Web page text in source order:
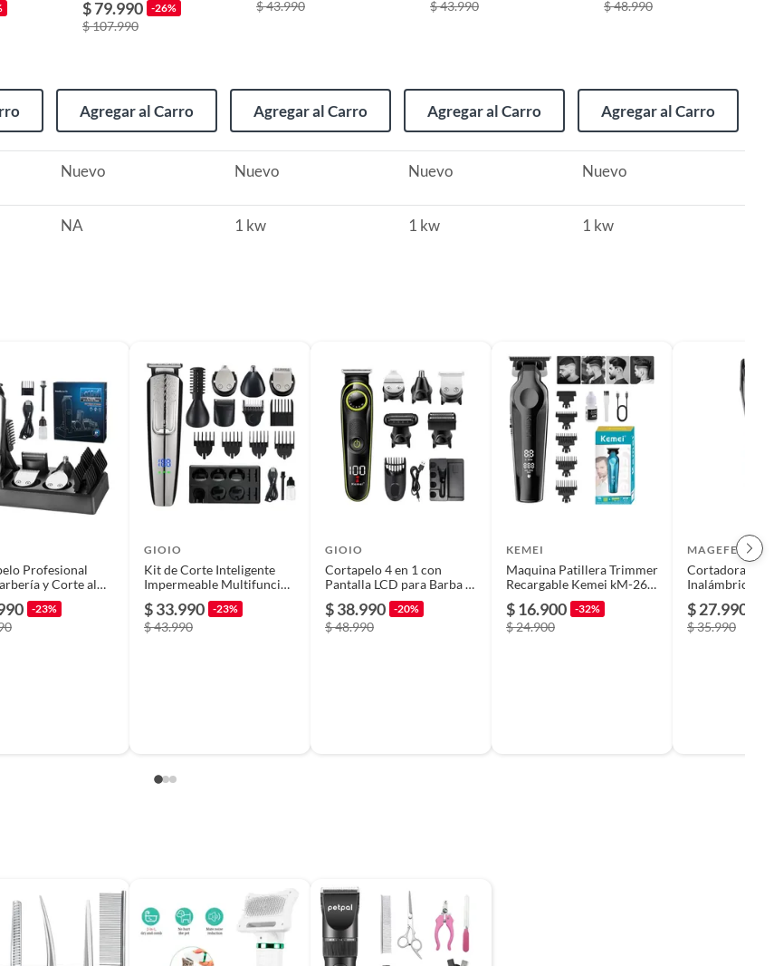
$ 79.990 -26%
$ 107.990
Agregar al Carro
$ 43.990
Agregar al Carro
Hombre
$ 43.990
Agregar al Carro
$ 48.990
Agregar al Carro
Nuevo Nuevo Nuevo Nuevo
NA 1 kw 1 kw 1 kw
Profesional
y Corte al
Casa
-23%
GIOIO
Kit de Corte Inteligente
Impermeable Multifunción
para Hombre
$ 33.990 -23%
$ 43.990
GIOIO
Cortapelo 4 en 1 con
Pantalla LCD para Barba y
$ 38.990 -20%
$ 48.990
KEMEI
Maquina Patillera Trimmer
Recargable Kemei kM-264
$ 16.900 -32%
$ 24.900
MAGEFESA
Cortadora De
Inalámbrica
$ 27.990
$ 35.990